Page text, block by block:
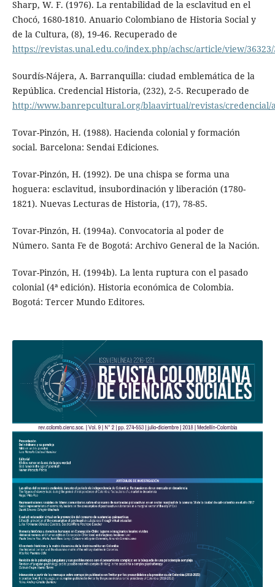
Sharp, W. F. (1976). La rentabilidad de la esclavitud en el
Chocó, 1680-1810. Anuario Colombiano de Historia Social y
de la Cultura, (8), 19-46. Recuperado de
https://revistas.unal.edu.co/index.php/achsc/article/view/
Sourdís-Nájera, A. Barranquilla: ciudad emblemática de la
República. Credencial Historia, (232), 2-5. Recuperado de
http://www.banrepcultural.org/blaavirtual/revistas/
Tovar-Pinzón, H. (1988). Hacienda colonial y formación
social. Barcelona: Sendai Ediciones.
Tovar-Pinzón, H. (1992). De una chispa se forma una
hoguera: esclavitud, insubordinación y liberación (1780-
1821). Nuevas Lecturas de Historia, (17), 78-85.
Tovar-Pinzón, H. (1994a). Convocatoria al poder de
Número. Santa Fe de Bogotá: Archivo General de la Nación.
Tovar-Pinzón, H. (1994b). La lenta ruptura con el pasado
colonial (4ª edición). Historia económica de Colombia.
Bogotá: Tercer Mundo Editores.